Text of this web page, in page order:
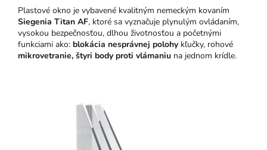
Plastové okno je vybavené kvalitným nemeckým kovaním
Siegenia Titan AF, ktoré sa vyznačuje plynulým ovládaním,
vysokou bezpečnosťou, dlhou životnosťou a početnými
funkciami ako: blokácia nesprávnej polohy kľučky, rohové
mikrovetranie, štyri body proti vlámaniu na jednom krídle.